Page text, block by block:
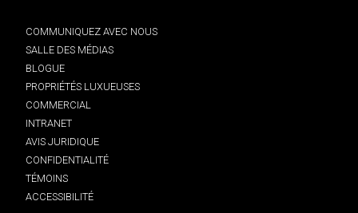
COMMUNIQUEZ AVEC NOUS
SALLE DES MÉDIAS
BLOGUE
PROPRIÉTÉS LUXUEUSES
COMMERCIAL
INTRANET
AVIS JURIDIQUE
CONFIDENTIALITÉ
TÉMOINS
ACCESSIBILITÉ